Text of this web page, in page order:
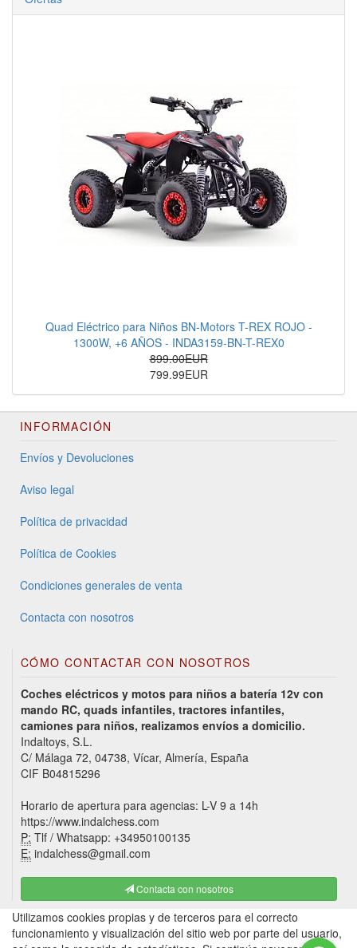
Quad Eléctrico para Niños BN-Motors T-REX ROJO -
1300W, +6 AÑOS - INDA3159-BN-T-REX0
899.00EUR
799.99EUR
INFORMACIÓN
Envíos y Devoluciones
Aviso legal
Política de privacidad
Política de Cookies
Condiciones generales de venta
Contacta con nosotros
CÓMO CONTACTAR CON NOSOTROS
Coches eléctricos y motos para niños a batería 12v con
mando RC, quads infantiles, tractores infantiles,
camiones para niños, realizamos envíos a domicilio.
Indaltoys, S.L.
C/ Málaga 72, 04738, Vícar, Almería, España
CIF B04815296
Horario de apertura para agencias: L-V 9 a 14h
https://www.indalchess.com
P: Tlf / Whatsapp: +34950100135
E: indalchess@gmail.com
Contacta con nosotros
Utilizamos cookies propias y de terceros para el correcto
funcionamiento y visualización del sitio web por parte del usuario,